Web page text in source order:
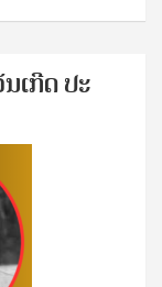
ເກີດ ປ​ະ​